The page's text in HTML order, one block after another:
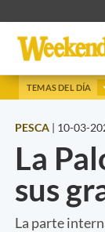
TEMAS DEL DÍA
PESCA | 10-03-
La
sus
La parte